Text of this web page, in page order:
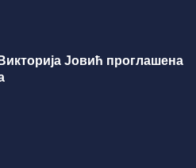
Јовић проглашена